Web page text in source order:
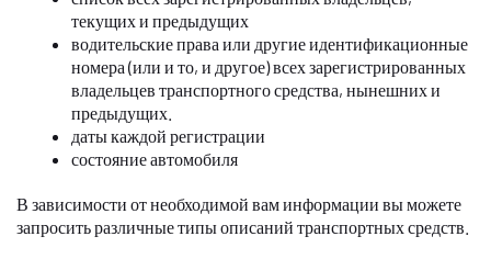
текущих и предыдущих
водительские права или другие идентификационные
номера (или и то, и другое) всех зарегистрированных
владельцев транспортного средства, нынешних и
предыдущих.
даты каждой регистрации
состояние автомобиля
В зависимости от необходимой вам информации вы можете
запросить различные типы описаний транспортных средств.